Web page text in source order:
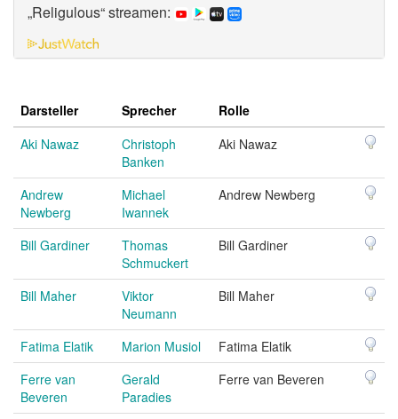
„Religulous“ streamen:
Darsteller Sprecher
Rolle
Aki Nawaz
Christoph
Banken
Aki Nawaz
Andrew
Newberg
Michael
Iwannek
Andrew Newberg
Bill Gardiner
Thomas
Schmuckert
Bill Gardiner
Bill Maher
Viktor
Neumann
Bill Maher
Fatima Elatik Marion Musiol
Fatima Elatik
Ferre van
Beveren
Gerald
Paradies
Ferre van Beveren